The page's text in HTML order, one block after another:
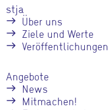
stja
Über uns
Ziele und Werte
Veröffentlichungen
Angebote
News
Mitmachen!